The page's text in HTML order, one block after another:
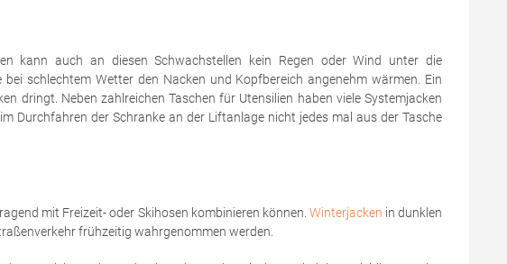
kann auch an diesen Schwachstellen kein Regen oder Wind unter die
schlechtem Wetter den Nacken und Kopfbereich angenehm wärmen. Ein
dringt. Neben zahlreichen Taschen für Utensilien haben viele Systemjacken
Durchfahren der Schranke an der Liftanlage nicht jedes mal aus der Tasche
mit Freizeit- oder Skihosen kombinieren können. Winterjacken in dunklen
frühzeitig wahrgenommen werden.